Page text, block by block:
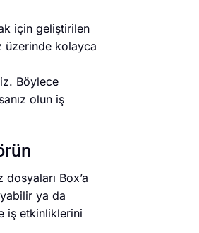
için geliştirilen
üzerinde kolayca
Böylece
olun iş
dosyaları Box’a
ya da
iş etkinliklerini